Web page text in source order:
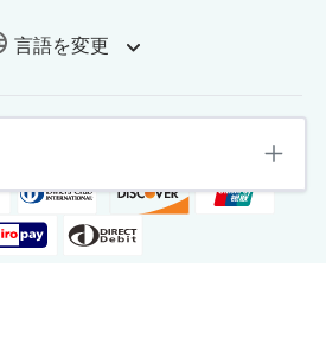
言語を変更